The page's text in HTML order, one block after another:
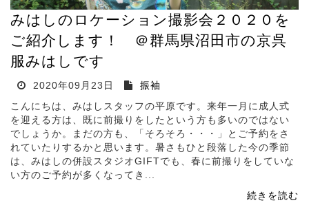
みはしのロケーション撮影会２０２０を
ご紹介します！ ＠群馬県沼田市の京呉
服みはしです
2020年09月23日
振袖
こんにちは、みはしスタッフの平原です。来年一月に成人式
を迎える方は、既に前撮りをしたという方も多いのではない
でしょうか。まだの方も、「そろそろ・・・」とご予約をさ
れていたりするかと思います。暑さもひと段落した今の季節
は、みはしの併設スタジオGIFTでも、春に前撮りをしていな
い方のご予約が多くなってき...
続きを読む